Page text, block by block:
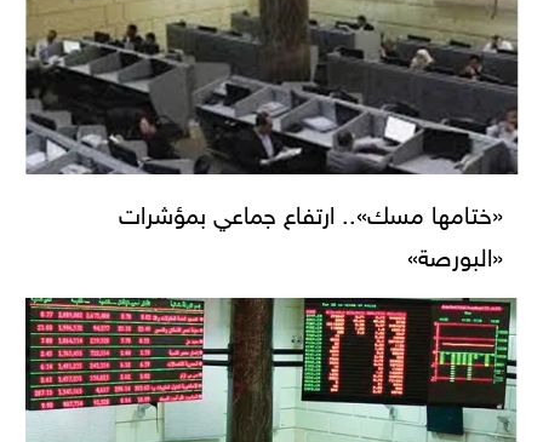
«ختامها مسك».. ارتفاع جماعي بمؤشرات
«البورصة»